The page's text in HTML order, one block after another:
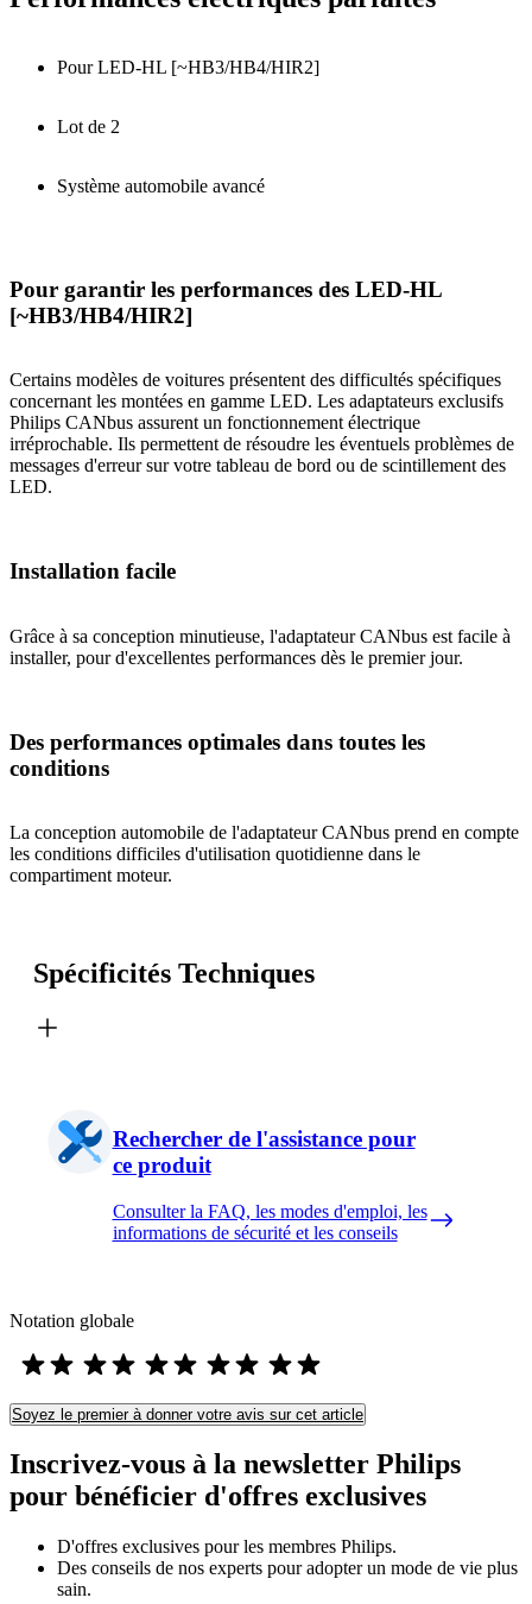
Pour LED-HL [~HB3/HB4/HIR2]
Lot de 2
Système automobile avancé
Pour garantir les performances des LED-HL
[~HB3/HB4/HIR2]
Certains modèles de voitures présentent des difficultés spécifiques
concernant les montées en gamme LED. Les adaptateurs exclusifs
Philips CANbus assurent un fonctionnement électrique
irréprochable. Ils permettent de résoudre les éventuels problèmes de
messages d'erreur sur votre tableau de bord ou de scintillement des
LED.
Installation facile
Grâce à sa conception minutieuse, l'adaptateur CANbus est facile à
installer, pour d'excellentes performances dès le premier jour.
Des performances optimales dans toutes les
conditions
La conception automobile de l'adaptateur CANbus prend en compte
les conditions difficiles d'utilisation quotidienne dans le
compartiment moteur.
Spécificités Techniques
Rechercher de l'assistance pour
ce produit
Consulter la FAQ, les modes d'emploi, les
informations de sécurité et les conseils
Notation globale
Soyez le premier à donner votre avis sur cet article
Inscrivez-vous à la newsletter Philips
pour bénéficier d'offres exclusives
D'offres exclusives pour les membres Philips.
Des conseils de nos experts pour adopter un mode de vie plus
sain.